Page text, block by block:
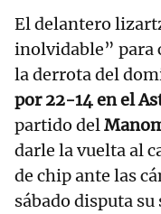
El delantero
inolvidable” para
la derrota del
por 22-14 en el
partido del
darle la vuelta al
de chip ante las
sábado disputa